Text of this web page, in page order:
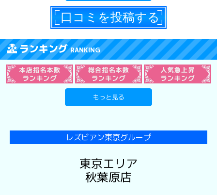
ランキング RANKING
もっと見る
レズビアン東京グループ
東京エリア
秋葉原店